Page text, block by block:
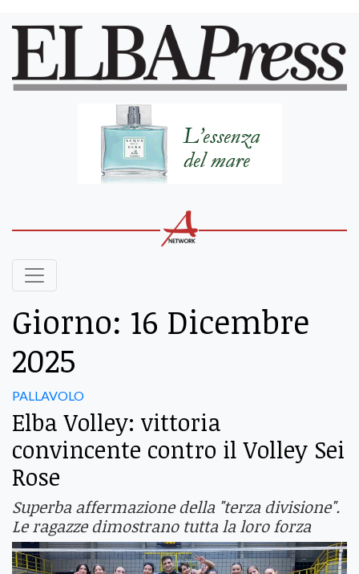
Giorno: 16 Dicembre
2025
PALLAVOLO
Elba Volley: vittoria
convincente contro il Volley Sei
Rose
Superba affermazione della "terza divisione".
Le ragazze dimostrano tutta la loro forza